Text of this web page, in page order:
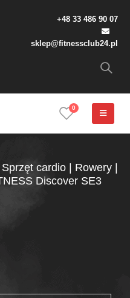
+48 33 486 90 07
sklep@fitnessclub24.pl
0
Sprzęt cardio Rowery
Discover SE3